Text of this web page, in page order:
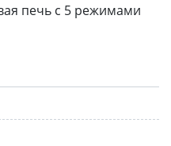
печь с 5 режимами